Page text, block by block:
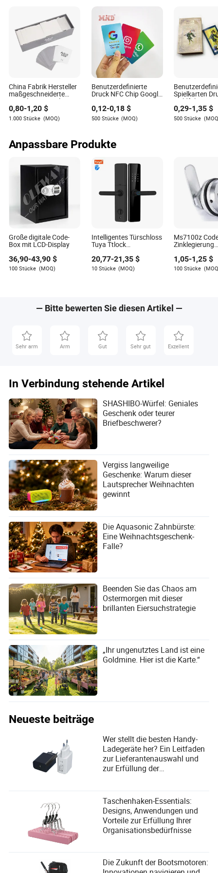
China Fabrik Hersteller
maßgeschneiderte
Gestaltung Familien
Spaß Kinder
Erwachsene Spiel Party
spielend strategisches
0,80-1,20 $
1.000 Stücke (MOQ)
Benutzerdefinierte
Druck NFC Chip Google
Pop-up Amazon
Bewertungs Karte NFC
NTAG213 215 216
Geschenkkarte
0,12-0,18$
500 Stücke (MOQ)
Spielkarten
Goldfolie
Tarotkarten
magnetischer
0,29-1,35 $
500 Stücke
Anpassbare Produkte
Große digitale Code-
Box mit LCD-Display
36,90-43,90 $
100 Stücke (MOQ)
Intelligentes Türschloss
Tuya Ttlock
Fingerabdruck Digitales
Tastatur NFC-Code
Holztür Cloud für Hotel
20,77-21,35$
10 Stücke (MOQ)
Ms7100z
Zinklegierung
Schlüssel los
Schrank Code
Kombination
1,05-1,25 $
100 Stücke
— Bitte bewerten Sie diesen Artikel —
Sehr arm Arm Gut Sehr gut Exzellent
In Verbindung stehende Artikel
SHASHIBO-Würfel: Geniales
Geschenk oder teurer
Briefbeschwerer?
Vergiss langweilige
Geschenke: Warum dieser
Lautsprecher Weihnachten
gewinnt
Die Aquasonic Zahnbürste:
Eine Weihnachtsgeschenk-
Falle?
Beenden Sie das Chaos am
Ostermorgen mit dieser
brillanten Eiersuchstrategie
„Ihr ungenutztes Land ist eine
Goldmine. Hier ist die Karte.“
Neueste beiträge
Wer stellt die besten Handy-
Ladegeräte her? Ein Leitfaden
zur Lieferantenauswahl und
zur Erfüllung der
Taschenhaken-Essentials:
Designs, Anwendungen und
Vorteile zur Erfüllung Ihrer
Organisationsbedürfnisse
Die Zukunft der Bootsmotoren: